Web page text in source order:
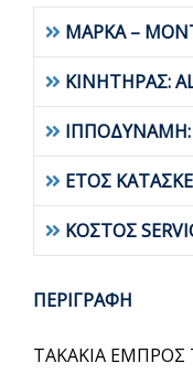
ΜΑΡΚΑ –
ΚΙΝΗΤΗΡΑΣ:
ΙΠΠΟΔΥΝΑΜΗ:
ΕΤΟΣ
ΚΟΣΤΟΣ
ΠΕΡΙΓΡΑΦΗ
ΤΑΚΑΚΙΑ ΕΜΠΡΟΣ